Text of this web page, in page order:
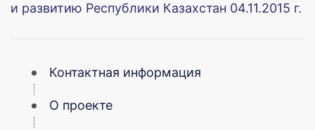
и развитию Республики Казахстан 04.11.2015 г.
Контактная информация
О проекте